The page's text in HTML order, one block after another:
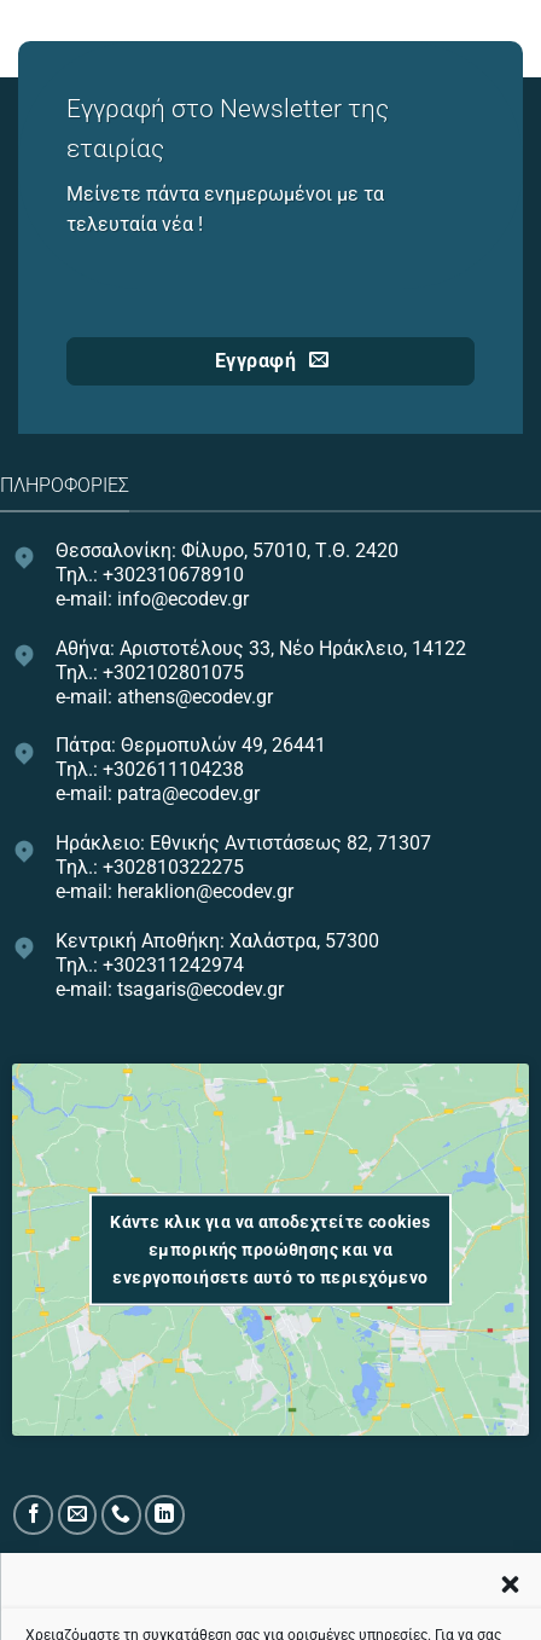
Χρειαζόμαστε τη συγκατάθεση σας για ορισμένες υπηρεσίες. Για να σας
Εγγραφή στο Newsletter της
εταιρίας
Μείνετε πάντα ενημερωμένοι με τα
τελευταία νέα !
Εγγραφή
ΠΛΗΡΟΦΟΡΊΕΣ
Θεσσαλονίκη: Φίλυρο, 57010, Τ.Θ. 2420
Τηλ.: +302310678910
e-mail: info@ecodev.gr
Αθήνα: Αριστοτέλους 33, Νέο Ηράκλειο, 14122
Τηλ.: +302102801075
e-mail: athens@ecodev.gr
Πάτρα: Θερμοπυλών 49, 26441
Τηλ.: +302611104238
e-mail: patra@ecodev.gr
Ηράκλειο: Εθνικής Αντιστάσεως 82, 71307
Τηλ.: +302810322275
e-mail: heraklion@ecodev.gr
Κεντρική Αποθήκη: Χαλάστρα, 57300
Τηλ.: +302311242974
e-mail: tsagaris@ecodev.gr
Κάντε κλικ για να αποδεχτείτε cookies
εμπορικής προώθησης και να
ενεργοποιήσετε αυτό το περιεχόμενο
800 11 24424